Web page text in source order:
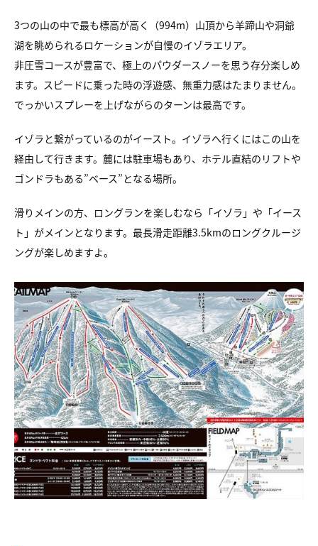
3つの山の中で最も標高が高く（994m）山頂から羊蹄山や洞爺
湖を眺められるロケーションが自慢のイゾラエリア。
非圧雪コースが豊富で、極上のパウダースノーを思う存分楽しめ
ます。スピードに乗った時の浮遊感、無重力感はたまりません。
でっかいスプレーを上げながらのターンは最高です。
イゾラと繋がっているのがイースト。イゾラへ行くにはこの山を
経由して行きます。麓には駐車場もあり、ホテル直結のリフトや
ゴンドラもある”ベース”となる場所。
滑りメインの方、ロングランを楽しむなら「イゾラ」や「イース
ト」がメインとなります。最長滑走距離3.5kmのロングクルージ
ングが楽しめますよ。